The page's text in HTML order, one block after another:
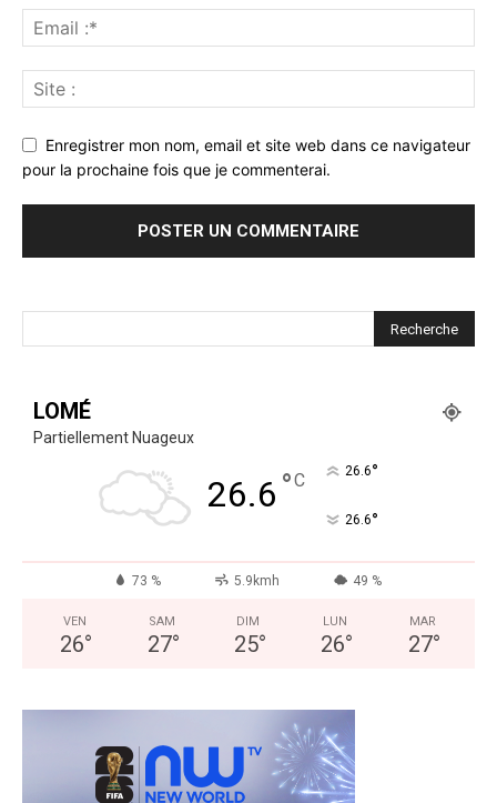
Enregistrer mon nom, email et site web dans ce navigateur
pour la prochaine fois que je commenterai.
LOMÉ
Partiellement Nuageux
26.6 °C 26.6°
26.6°
73 % 5.9kmh 49 %
VEN
26°
SAM
27°
DIM
25°
LUN
26°
MAR
27°